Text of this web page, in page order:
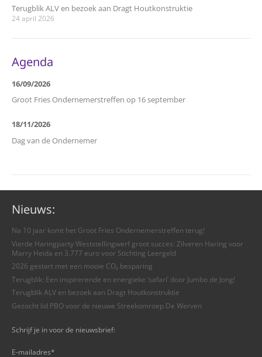
Terugblik ALV en bezoek aan Dragt Houtkonstruktie
24 april 2026
Agenda
16/09/2026
Groot Fries Ondernemerstreffen op 16 september
18/11/2026
Dag van de Ondernemer
Nieuws:
Na 10 jaar komt het Groot Fries Ondernemerstreffen terug!
Vierde Haringparty Weststellingwerf groot succes: Zilveren Haring voor
Marry Heida en 3.777 euro voor Stichting Leergeld
2026 gestart met een mooie CO₂ besparing
Terugblik: Een inspirerende en energieke ‘safari’ door Jumbo de Jong!
Terugblik ALV en bezoek aan Dragt Houtkonstruktie
Gezocht lid PBO voor de nieuwe Streekomroep De Werven
Schrijf je in voor de nieuwsbrief:
E-mailadres*